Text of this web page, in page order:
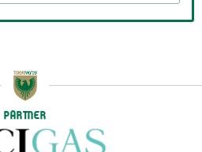
PARTNER